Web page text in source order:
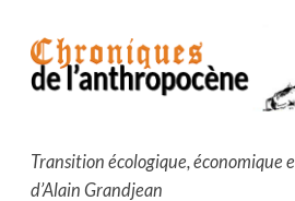
contenu
Transition écologique, économique
d’Alain Grandjean